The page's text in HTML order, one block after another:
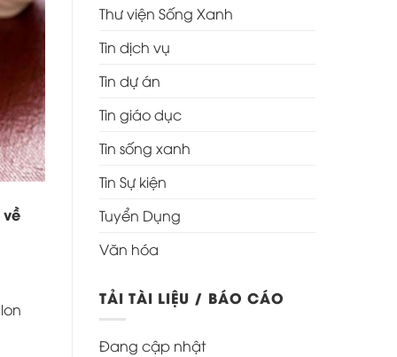
Thư viện Sống Xanh
Tin dịch vụ
Tin dự án
Tin giáo dục
Tin sống xanh
Tin Sự kiện
Tuyển Dụng
Văn hóa
TẢI TÀI LIỆU / BÁO CÁO
Đang cập nhật